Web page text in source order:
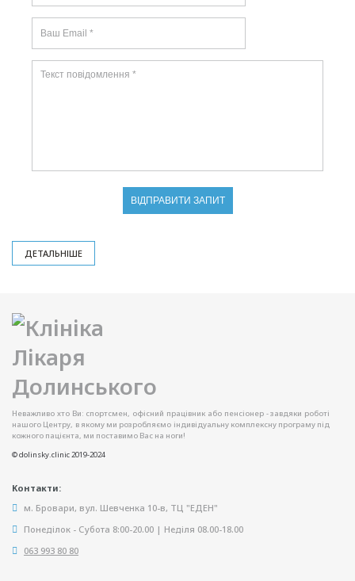
ДЕТАЛЬНІШЕ
Неважливо хто Ви: спортсмен, офісний працівник або пенсіонер - завдяки роботі
нашого Центру, в якому ми розробляємо індивідуальну комплексну програму під
кожного пацієнта, ми поставимо Вас на ноги!
© dolinsky.clinic 2019-2024
Контакти:
м. Бровари, вул. Шевченка 10-в, ТЦ "ЕДЕН"
Понеділок - Субота 8:00-20.00 | Неділя 08.00-18.00
063 993 80 80